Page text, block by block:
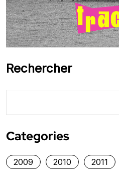
Rechercher
Categories
2009 2010 2011